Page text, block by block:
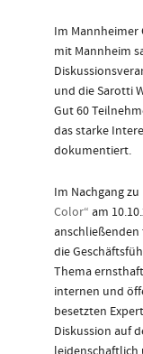
Im Mannheimer
mit Mannheim
und die Sarotti
Gut 60
das starke
dokumentiert.
Im Nachgang
Color“ am
die
Thema
internen und
besetzten
Diskussion auf